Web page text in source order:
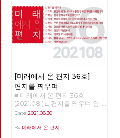
재정 관료들이 그런 구조를 좋아
하는 듯 하다. 우리 시대 세계 체
제 경향을 보면, 그것은 국가화
라고 분명히 말씀드릴 수 있다.
앞으로 20-30년 동안 세계 자본
주의는 분명 국가 위주의 자본주
의일 것이고, 그것은 미국 블록
없을 것이다. 블록 이야기로 넘
어가겠다. 1989년부터 1991년까
지 동구권 국가들이 몰락하고 미
국의 일극체제가 시작되었다. 사
실 세계 자본주의 역사에서, 완
전한 일극 체제는 예외적 상황에
1991년부터 가능해졌다. 20년
을 전제로 함>이었습니다. 정말
악랄한 부당 노동 행위이고 노조
말살 행위입니다. 이제는 정부
와 국회가 나서야 합니다. 문재
인 정부는 코로나 초기 한 개의
일자리라도 지키겠다고 했습니
다. 그 약속 지키십시오. 아시아
돌아갈 수 있도록 해야 합니다.
법조차 지키지 않는 금호아시아
나재단에게 엄중하게 죄를 물어
야 할 것입니다. 노동당 서울시
당은 코로나를 핑계로 자행되는
대량 해고를 좌시하지 않을 것입
니다. 아나아나 케이오지부 해고
노동자 동지들이 현장으로 복귀
려 있는 사고난 화물차 옆을 지
나치게 된다. 급수차가 향한 곳
은 댐으로 막혀진 작은 강으로,
그들은 이 댐으로 인해 물 공급
이 끊겨버린 작은 마을 바쿠라우
에 쓸 물을 채우기 위해서 온 것
이다. 물을 채울 곳을 찾아보던
총을 쏘고, 이들을 황급히 몸을
피한다. 이들이 출발한 마을인
바쿠라우는 금방이라도 사라질
듯한 작은 마을이다. 마을로 들
어오는 진입로는 무장한 무리들
에 의해 봉쇄되어 있으며, 댐을
지어 물 공급을 막아버린 시장은
선거 때에만 찾아와 유통기한이
[미래에서 온 편지 36호]
편지를 띄우며
■ 미래에서 온 편지 36호
(2021.08.) □ 편지를 띄우며 안
부를 묻는 것이 조심스러울 만큼
코로나 바이러스의 변종이 확산
Date 2021.08.30 |
By 미래에서 온 편지